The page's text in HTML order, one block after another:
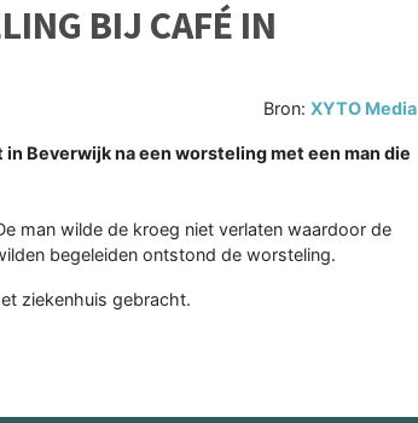
BIJ CAFÉ IN
Bron:XYTO Media
Beverwijk na een worsteling met een man die
man wilde de kroeg niet verlaten waardoor de
begeleiden ontstond de worsteling.
ziekenhuis gebracht.